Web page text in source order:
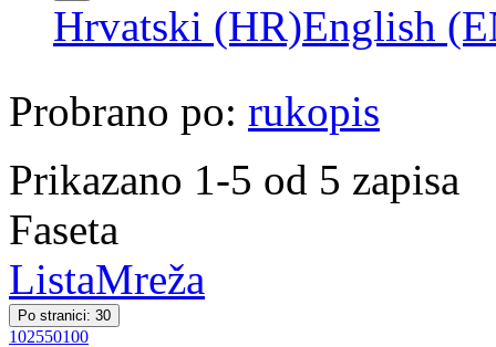
Hrvatski (HR)English
Probrano po: rukopis
Prikazano 1-5 od 5 zapisa
Faseta
ListaMreža
Po stranici: 30
102550100